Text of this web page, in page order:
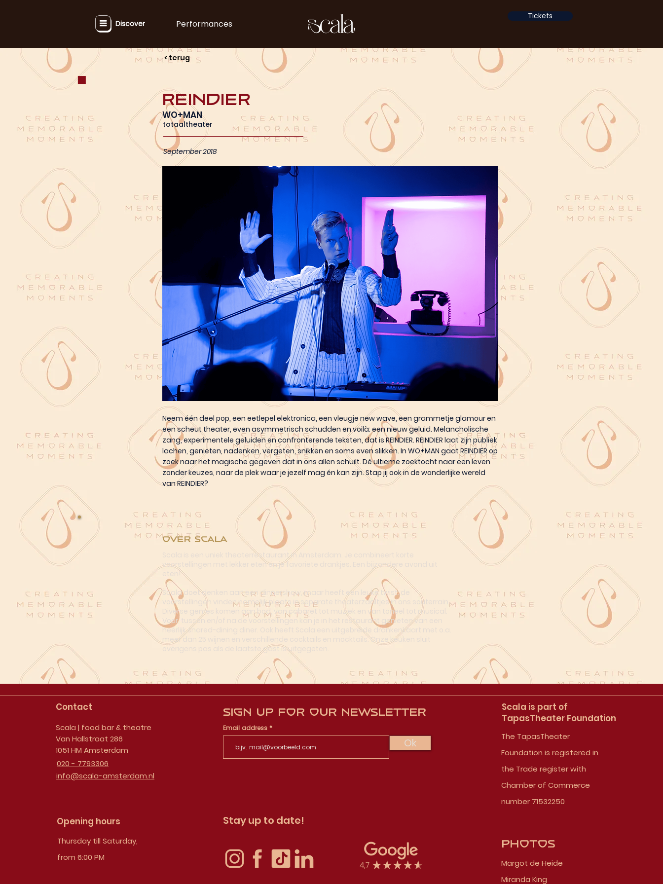
Discover Performances
Tickets
< terug
totaaltheater
REINDIER
WO+MAN
September 2018
Neem één deel pop, een eetlepel elektronica, een vleugje new wave, een grammetje glamour en
een scheut theater, even asymmetrisch schudden en voilà: een nieuw geluid. Melancholische
zang, experimentele geluiden en confronterende teksten, dat is REINDIER. REINDIER laat zijn publiek
lachen, genieten, nadenken, vergeten, snikken en soms even slikken. In WO+MAN gaat REINDIER op
zoek naar het magische gegeven dat in ons allen schuilt. Dé ultieme zoektocht naar een leven
zonder keuzes, naar de plek waar je jezelf mag én kan zijn. Stap jij ook in de wonderlijke wereld
van REINDIER?
Over Scala
Scala is een uniek theaterrestaurant in Amsterdam. Je combineert korte
voorstellingen met lekker eten én je favoriete drankjes. Een bijzondere avond uit
eten!
Scala doet denken aan een dinnershow, maar heeft een leuke twist: de
voorstellingen vinden namelijk plaats in separate theaterzaaltjes in ons souterrain.
Diverse genres komen aan bod, van cabaret tot muziek en van toneel tot musical.
Voor, tussen en/of na de voorstellingen kan je in het restaurant genieten van een
heerlijk shared-dining diner. Ook heeft Scala een uitgebreide drankenkaart met o.a.
meer dan 25 wijnen en verschillende cocktails en mocktails. Onze keuken sluit
overigens pas als de laatste gast is uitgegeten.
Contact
Scala | food bar & theatre
Van Hallstraat 286
1051 HM Amsterdam
020 - 7793306
info@scala-amsterdam.nl
Opening hours
Thursday till Saturday,
from 6:00 PM
Sign up for our newsletter
Email address
Ok
Stay up to date!
Scala is part of
TapasTheater Foundation
The TapasTheater
Foundation is registered in
the Trade register with
Chamber of Commerce
number 71532250
Photos
Margot de Heide
Miranda King